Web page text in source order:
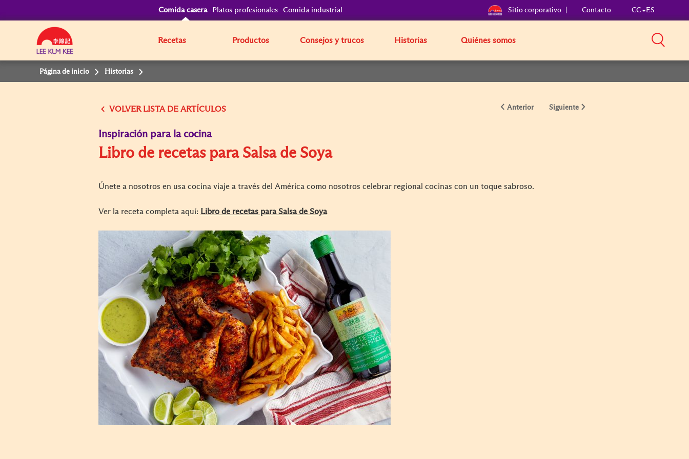
Comida casera Platos profesionales Comida industrial Sitio corporativo Contacto CC ES
Recetas Productos Consejos y trucos Historias Quiénes somos
Página de inicio Historias
VOLVER Anterior Siguiente
Inspiración para la cocina
Libro de recetas para Salsa de Soya
Únete a nosotros en usa cocina viaje a través del América como nosotros celebrar regional cocinas con un toque sabroso.
Ver la receta completa aquí: Libro de recetas para Salsa de Soya